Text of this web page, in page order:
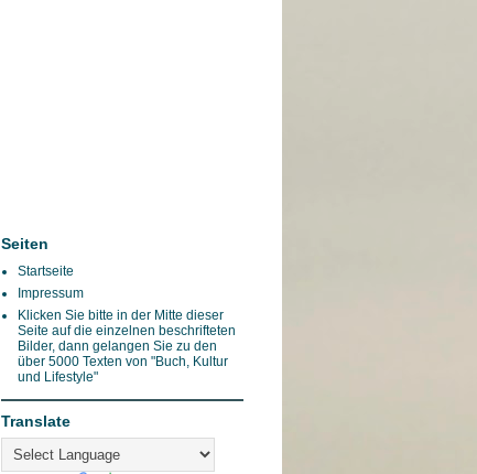
Seiten
Startseite
Impressum
Klicken Sie bitte in der Mitte dieser
Seite auf die einzelnen beschrifteten
Bilder, dann gelangen Sie zu den
über 5000 Texten von "Buch, Kultur
und Lifestyle"
Translate